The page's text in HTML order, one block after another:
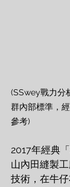
(SSwey戰力分
群內部標準，
參考)
2017年經典
山內田縫製
技術，在牛